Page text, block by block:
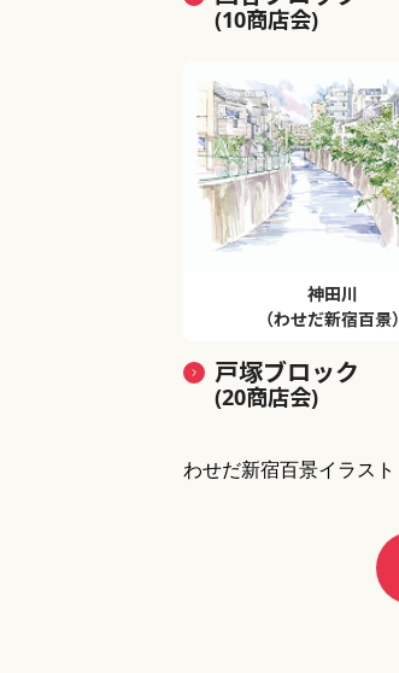
(10商店会)
神田川
（わせだ新宿百景）
戸塚ブロック
(20商店会)
わせだ新宿百景イラスト